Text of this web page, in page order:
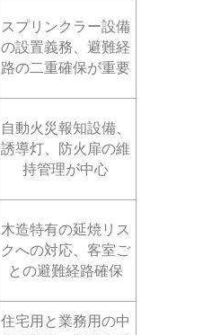
スプリンクラー設備
の設置義務、避難経
路の二重確保が重要
自動火災報知設備、
誘導灯、防火扉の維
持管理が中心
木造特有の延焼リス
クへの対応、客室ご
との避難経路確保
住宅用と業務用の中